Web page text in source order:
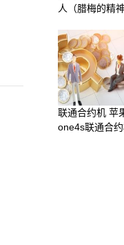
人（腊梅的精神
联通合约机 苹
one4s联通合约